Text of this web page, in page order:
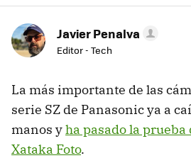
Javier Penalva
Editor - Tech
La más importante de las
serie SZ de Panasonic ya a
manos yha pasado la prueba
Xataka Foto.